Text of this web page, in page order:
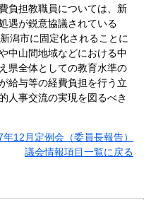
負担教職員については、新
遇が鋭意協議されている
潟市に固定化されることに
中山間地域などにおける中
県全体としての教育水準の
給与等の経費負担を行う立
人事交流の実現を図るべき
12月定例会（委員長報告）
議会情報項目一覧に戻る